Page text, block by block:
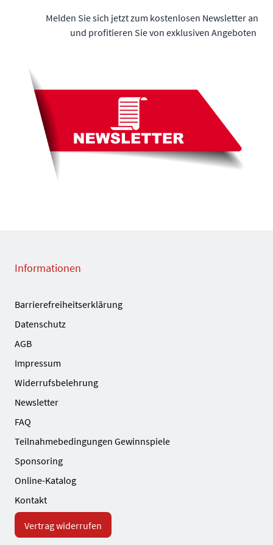
Melden Sie sich jetzt zum kostenlosen Newsletter an
und profitieren Sie von exklusiven Angeboten
Informationen
Barrierefreiheitserklärung
Datenschutz
AGB
Impressum
Widerrufsbelehrung
Newsletter
FAQ
Teilnahmebedingungen Gewinnspiele
Sponsoring
Online-Katalog
Kontakt
Vertrag widerrufen